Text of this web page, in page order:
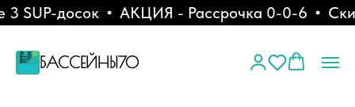
SUP-досок АКЦИЯ - Рассрочка 0-0-6
БАССЕЙНЫ70